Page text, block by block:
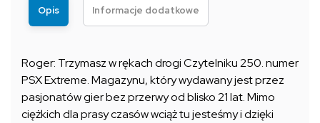
Opis Informacje dodatkowe
Roger: Trzymasz w rękach drogi Czytelniku 250. numer
PSX Extreme. Magazynu, który wydawany jest przez
pasjonatów gier bez przerwy od blisko 21 lat. Mimo
ciężkich dla prasy czasów wciąż tu jesteśmy i dzięki